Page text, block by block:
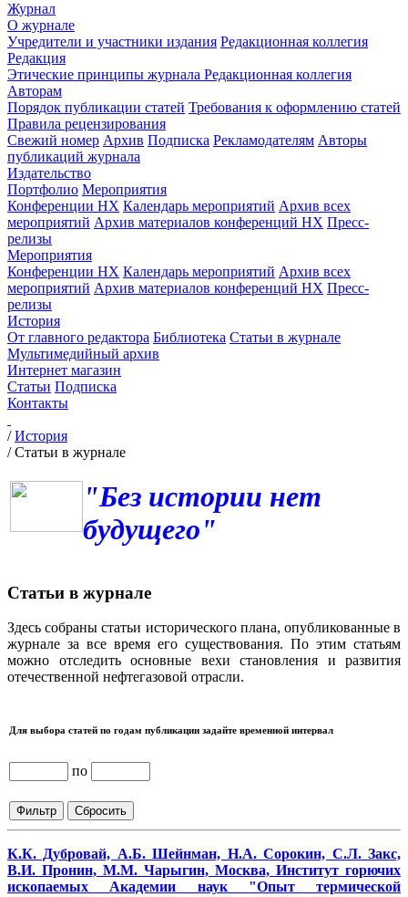
Журнал
О журнале
Учредители и участники издания Редакционная коллегия
Редакция
Этические принципы журнала Редакционная коллегия
Авторам
Порядок публикации статей Требования к оформлению статей
Правила рецензирования
Свежий номер Архив Подписка Рекламодателям Авторы
публикаций журнала
Издательство
Портфолио Мероприятия
Конференции НХ Календарь мероприятий Архив всех
мероприятий Архив материалов конференций НХ Пресс-
релизы
Мероприятия
Конференции НХ Календарь мероприятий Архив всех
мероприятий Архив материалов конференций НХ Пресс-
релизы
История
От главного редактора Библиотека Статьи в журнале
Мультимедийный архив
Интернет магазин
Статьи Подписка
Контакты
/История
/Статьи в журнале
"Без истории нет
будущего"
Статьи в журнале
Здесь собраны статьи исторического плана, опубликованные в
журнале за все время его существования. По этим статьям
можно отследить основные вехи становления и развития
отечественной нефтегазовой отрасли.
Для выбора статей по годам публикации задайте временной интервал
по
К.К. Дубровай, А.Б. Шейнман, Н.А. Сорокин, С.Л. Закс,
В.И. Пронин, М.М. Чарыгин, Москва, Институт горючих
ископаемых Академии наук "Опыт термической